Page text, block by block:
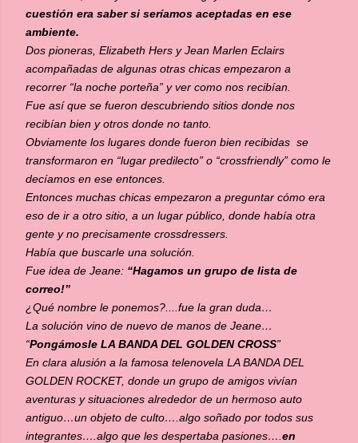
cuestión era saber si seríamos aceptadas en ese
ambiente.
Dos pioneras, Elizabeth Hers y Jean Marlen Eclairs
acompañadas de algunas otras chicas empezaron a
recorrer “la noche porteña” y ver como nos recibían.
Fue así que se fueron descubriendo sitios donde nos
recibían bien y otros donde no tanto.
Obviamente los lugares donde fueron bien recibidas se
transformaron en “lugar predilecto” o “crossfriendly” como le
decíamos en ese entonces.
Entonces muchas chicas empezaron a preguntar cómo era
eso de ir a otro sitio, a un lugar público, donde había otra
gente y no precisamente crossdressers.
Había que buscarle una solución.
Fue idea de Jeane: “Hagamos un grupo de lista de
correo!”
¿Qué nombre le ponemos?....fue la gran duda…
La solución vino de nuevo de manos de Jeane…
“Pongámosle LA BANDA DEL GOLDEN CROSS”
En clara alusión a la famosa telenovela LA BANDA DEL
GOLDEN ROCKET, donde un grupo de amigos vivían
aventuras y situaciones alrededor de un hermoso auto
antiguo…un objeto de culto….algo soñado por todos sus
integrantes….algo que les despertaba pasiones…. en